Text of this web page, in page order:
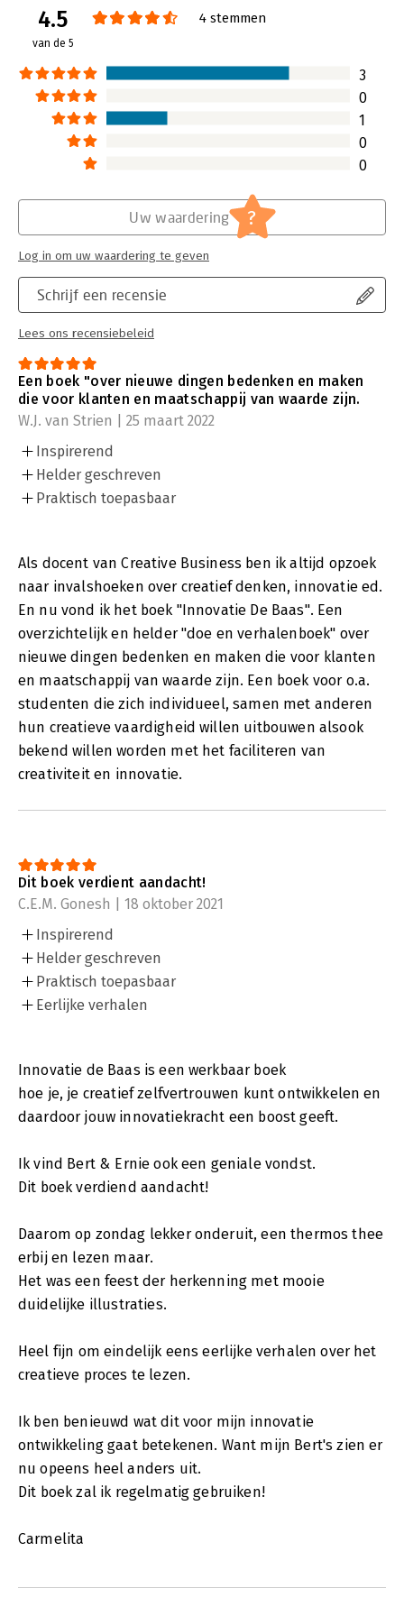
Verschijningsdatum:
14-10-2021
Hoofdrubriek:
4.5
van de 5
4 stemmen
3
0
1
0
0
Schrijf een recensie
Lees ons recensiebeleid
Uw waardering ?
Log in om uw waardering te geven
Een boek "over nieuwe dingen bedenken en maken
die voor klanten en maatschappij van waarde zijn.
W.J. van Strien | 25 maart 2022
Inspirerend
Helder geschreven
Praktisch toepasbaar
Als docent van Creative Business ben ik altijd opzoek
naar invalshoeken over creatief denken, innovatie ed.
En nu vond ik het boek "Innovatie De Baas". Een
overzichtelijk en helder "doe en verhalenboek" over
nieuwe dingen bedenken en maken die voor klanten
en maatschappij van waarde zijn. Een boek voor o.a.
studenten die zich individueel, samen met anderen
hun creatieve vaardigheid willen uitbouwen alsook
bekend willen worden met het faciliteren van
creativiteit en innovatie.
Dit boek verdient aandacht!
C.E.M. Gonesh | 18 oktober 2021
Inspirerend
Helder geschreven
Praktisch toepasbaar
Eerlijke verhalen
Innovatie de Baas is een werkbaar boek
hoe je, je creatief zelfvertrouwen kunt ontwikkelen en
daardoor jouw innovatiekracht een boost geeft.
Ik vind Bert & Ernie ook een geniale vondst.
Dit boek verdiend aandacht!
Daarom op zondag lekker onderuit, een thermos thee
erbij en lezen maar.
Het was een feest der herkenning met mooie
duidelijke illustraties.
Heel fijn om eindelijk eens eerlijke verhalen over het
creatieve proces te lezen.
Ik ben benieuwd wat dit voor mijn innovatie
ontwikkeling gaat betekenen. Want mijn Bert's zien er
nu opeens heel anders uit.
Dit boek zal ik regelmatig gebruiken!
Carmelita